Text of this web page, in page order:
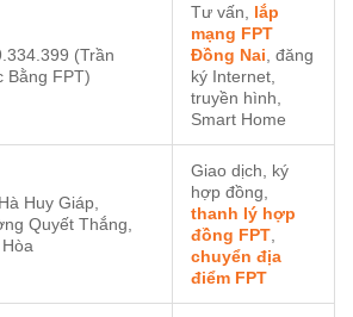
(Trần
Bằng FPT)
Tư vấn, lắp
mạng FPT
Đồng Nai , đăng
ký Internet,
truyền hình,
Smart Home
Huy Giáp,
Quyết Thắng,
Giao dịch, ký
hợp đồng,
thanh lý hợp
đồng FPT
chuyển địa
điểm FPT